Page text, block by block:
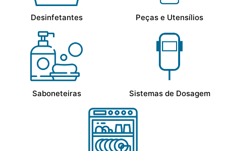
Desinfetantes Peças e Utensílios
Saboneteiras Sistemas de Dosagem